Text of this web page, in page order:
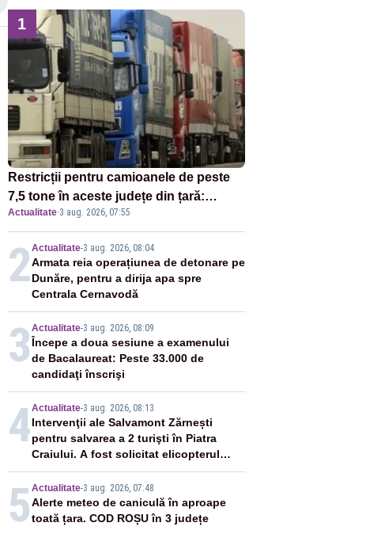
1
Restricții pentru camioanele de peste
7,5 tone în aceste județe din țară:
circulația este interzisă luni, între orele
12:00 și 20:00
Actualitate·3 aug. 2026, 07:55
2Actualitate-3 aug. 2026, 08:04
Armata reia operațiunea de detonare pe
Dunăre, pentru a dirija apa spre
Centrala Cernavodă
3 Actualitate-3 aug. 2026, 08:09
Începe a doua sesiune a examenului
de Bacalaureat: Peste 33.000 de
candidaţi înscrişi
4Actualitate-3 aug. 2026, 08:13
Intervenţii ale Salvamont Zărnești
pentru salvarea a 2 turişti în Piatra
Craiului. A fost solicitat elicopterul
SMURD
5 Actualitate-3 aug. 2026, 07:48
Alerte meteo de caniculă în aproape
toată țara. COD ROȘU în 3 județe